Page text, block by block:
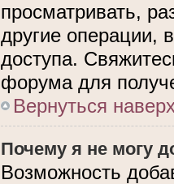
просматривать,
другие операции,
доступа.
форума для
Вернуться
Почему я не могу
Возможность